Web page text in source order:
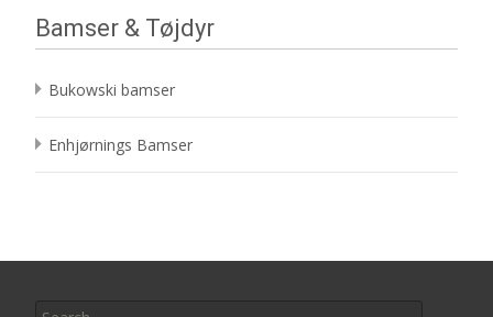
Bamser & Tøjdyr
Bukowski bamser
Enhjørnings Bamser